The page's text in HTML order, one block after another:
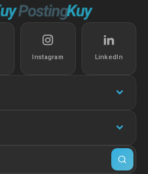
Instagram LinkedIn